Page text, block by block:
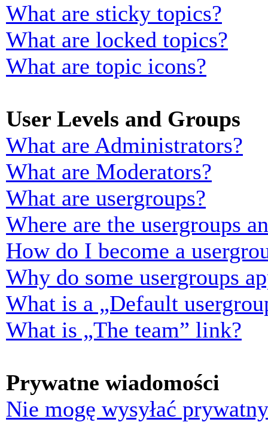
What are sticky topics?
What are locked topics?
What are topic icons?
User Levels and Groups
What are Administrators?
What are Moderators?
What are usergroups?
Where are the usergroups
How do I become a
Why do some usergroups
What is a „Default
What is „The team” link?
Prywatne wiadomości
Nie mogę wysyłać